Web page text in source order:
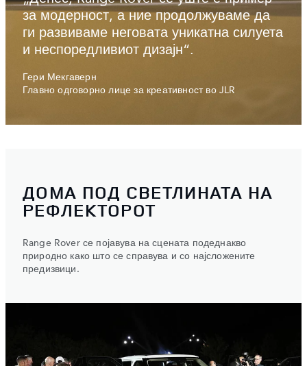
за модерност, а ние продолжуваме да
ги развиваме неговата уникатна силуета
и неспоредливиот дизајн“.
Гери Мекгаверн
Главно одговорно лице за креативност во JLR
ДОМА ПОД СВЕТЛИНАТА НА
РЕФЛЕКТОРОТ
Range Rover се појавува на сцената подеднакво
природно како што се справува и со најсложените
предизвици.